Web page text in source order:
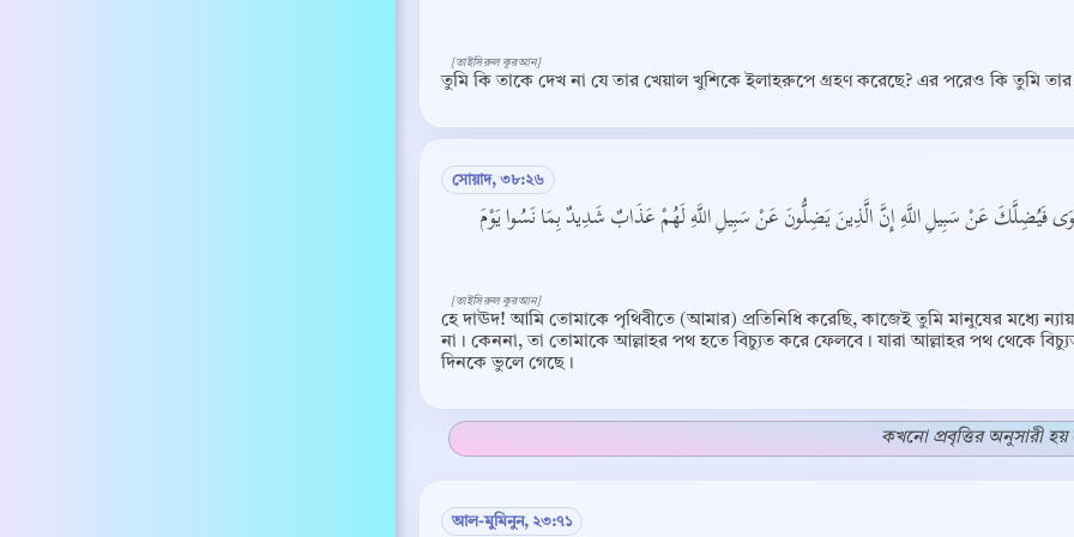
তুমি কি তাকে দেখ না যে তার খেয়াল খুশিকে ইলাহরুপে গ্রহণ করেছে? এর পরেও কি তুমি তার
[তাইসিরুল কুরআন]
সোয়াদ, ৩৮:২৬
فَيُضِلَّكَ عَنْ سَبِيلِ اللَّهِ إِنَّ الَّذِينَ يَضِلُّونَ عَنْ سَبِيلِ اللَّهِ لَهُمْ عَذَابٌ شَدِيدٌ بِمَا نَسُوا يَوْمَ
হে দাঊদ! আমি তোমাকে পৃথিবীতে (আমার) প্রতিনিধি করেছি, কাজেই তুমি মানুষের মধ্যে
না। কেননা, তা তোমাকে আল্লাহর পথ হতে বিচ্যুত করে ফেলবে। যারা আল্লাহর পথ থেকে
দিনকে ভুলে গেছে।
[তাইসিরুল কুরআন]
কখনো প্রবৃত্তির অনুসারী হয়
আল-মুমিনুন, ২৩:৭১
Copy